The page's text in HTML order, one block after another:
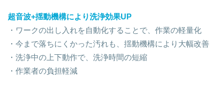
超音波+揺動機構により洗浄効果UP
・ワークの出し入れを自動化することで、作業の軽量化
・今まで落ちにくかった汚れも、揺動機構により大幅改善
・洗浄中の上下動作で、洗浄時間の短縮
・作業者の負担軽減